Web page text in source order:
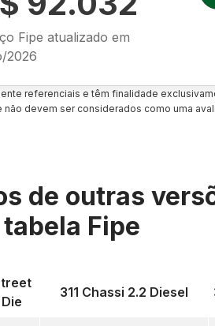
Fipe atualizado em
2026
referenciais e têm finalidade
devem ser considerados como uma
de outras
tabela Fipe
311 Chassi 2.2 Diesel